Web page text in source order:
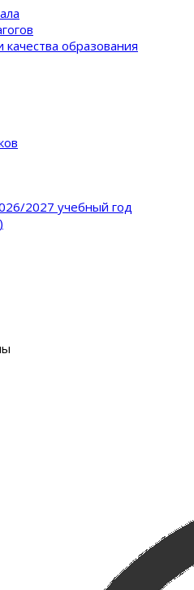
образования
2027 учебный год